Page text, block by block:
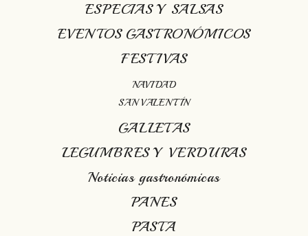
ESPECIAS Y SALSAS
EVENTOS GASTRONÓMICOS
FESTIVAS
NAVIDAD
SAN VALENTÍN
GALLETAS
LEGUMBRES Y VERDURAS
Noticias gastronómicas
PANES
PASTA